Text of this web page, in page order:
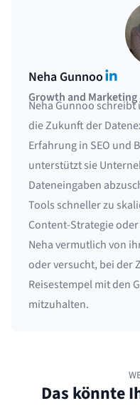
Neha Gunnoo
Growth and Marketing
Neha Gunnoo
die Zukunft der
Erfahrung in SEO und
unterstützt sie
Dateneingaben
Tools schneller zu
Content-Strategie
Neha vermutlich von
oder versucht, bei der
Reisestempel mit den
mitzuhalten.
Das könnte